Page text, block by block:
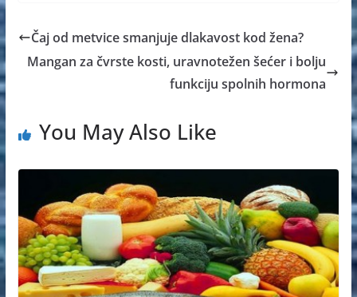
Čaj od metvice smanjuje dlakavost kod žena?
Mangan za čvrste kosti, uravnotežen šećer i bolju
funkciju spolnih hormona
You May Also Like